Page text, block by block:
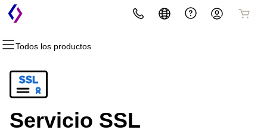
Todos los productos
Todos los productos
Registro de dominio
Registro por volumen
Todos los productos
cPanel
Web Hosting Plus
Todos los productos
SSL
Servicio SSL administrado
Servicio SSL